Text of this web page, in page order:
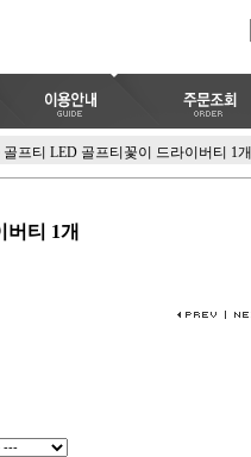
프티 LED 골프티꽃이 드라이버티 1개
티 1개